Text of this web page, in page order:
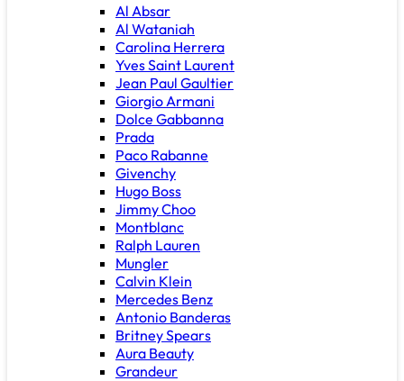
Al Absar
Al Wataniah
Carolina Herrera
Yves Saint Laurent
Jean Paul Gaultier
Giorgio Armani
Dolce Gabbanna
Prada
Paco Rabanne
Givenchy
Hugo Boss
Jimmy Choo
Montblanc
Ralph Lauren
Mungler
Calvin Klein
Mercedes Benz
Antonio Banderas
Britney Spears
Aura Beauty
Grandeur